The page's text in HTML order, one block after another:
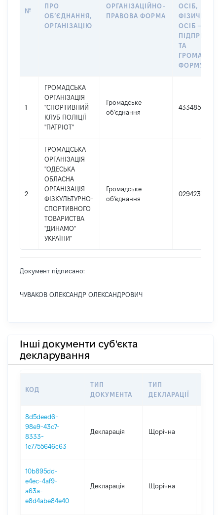
№
ПРО
ОБʼЄДНАННЯ,
ОРГАНІЗАЦІЮ
ОРГАНІЗАЦІЙНО-
ПРАВОВА ФОРМА
ОСІБ,
ФІЗИЧНИХ
ОСІБ –
ТА
1
ГРОМАДСЬКА
ОРГАНІЗАЦІЯ
"СПОРТИВНИЙ
КЛУБ ПОЛІЦІЇ
"ПАТРІОТ"
Громадське
об’єднання
43348596
2
ГРОМАДСЬКА
ОРГАНІЗАЦІЯ
"ОДЕСЬКА
ОБЛАСНА
ОРГАНІЗАЦІЯ
ФІЗКУЛЬТУРНО-
СПОРТИВНОГО
ТОВАРИСТВА
"ДИНАМО"
УКРАЇНИ"
Громадське
об’єднання
02942373
Документ підписано:
ЧУВАКОВ ОЛЕКСАНДР ОЛЕКСАНДРОВИЧ
Інші документи суб'єкта
декларування
КОД
ТИП
ДОКУМЕНТА
ТИП
ДЕКЛАРАЦІЇ
8d5deed6-
98e9-43c7-
8333-
1e7755646c63
Декларація Щорічна
10b895dd-
e4ec-4af9-
a63a-
e8d4abe84e40
Декларація Щорічна